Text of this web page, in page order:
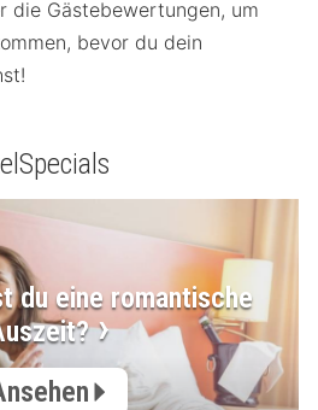
die Gästebewertungen, um
bevor du dein
du eine romantische